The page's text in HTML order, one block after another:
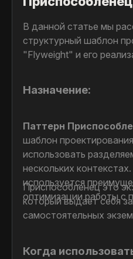
В данной статье мы
структурный шаблон
"Flyweight" и его
Назначение:
Паттерн
шаблон
использовать
нескольких
используется
оптимизации работы с
Приспособленец это
который выдает себя
самостоятельных
Когда